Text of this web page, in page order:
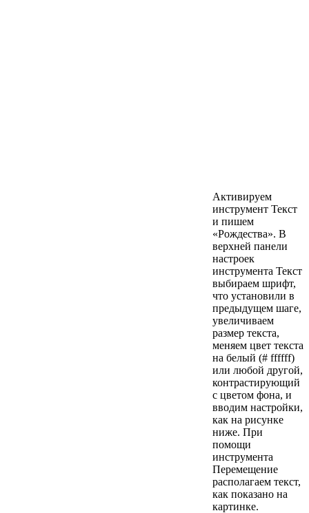
Активируем
инструмент Текст
и пишем
«Рождества». В
верхней панели
настроек
инструмента Текст
выбираем шрифт,
что установили в
предыдущем шаге,
увеличиваем
размер текста,
меняем цвет текста
на белый (# ffffff)
или любой другой,
контрастирующий
с цветом фона, и
вводим настройки,
как на рисунке
ниже. При
помощи
инструмента
Перемещение
располагаем текст,
как показано на
картинке.